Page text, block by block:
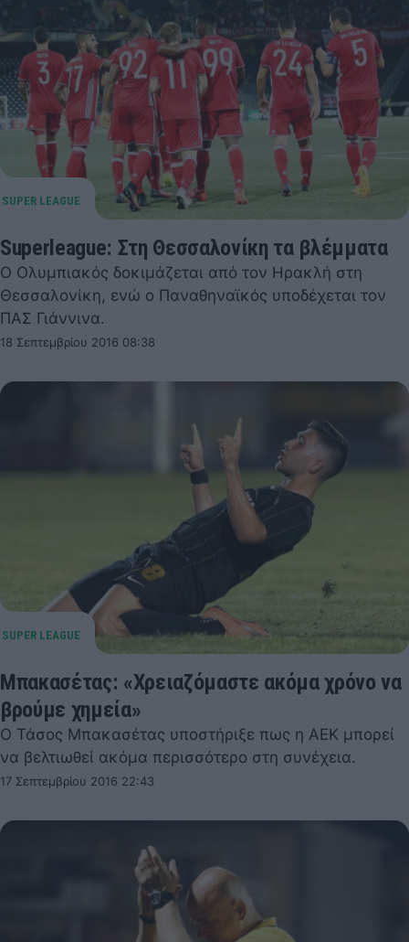
Superleague: Στη Θεσσαλονίκη τα βλέμματα
Ο Ολυμπιακός δοκιμάζεται από τον Ηρακλή στη
Θεσσαλονίκη, ενώ ο Παναθηναϊκός υποδέχεται τον
ΠΑΣ Γιάννινα.
18 Σεπτεμβρίου 2016 08:38
Μπακασέτας: «Χρειαζόμαστε ακόμα χρόνο να
βρούμε χημεία»
Ο Τάσος Μπακασέτας υποστήριξε πως η ΑΕΚ μπορεί
να βελτιωθεί ακόμα περισσότερο στη συνέχεια.
17 Σεπτεμβρίου 2016 22:43